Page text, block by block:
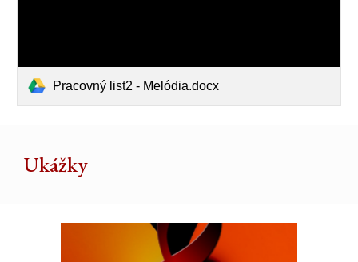
Pracovný list2 - Melódia.docx
Ukážky